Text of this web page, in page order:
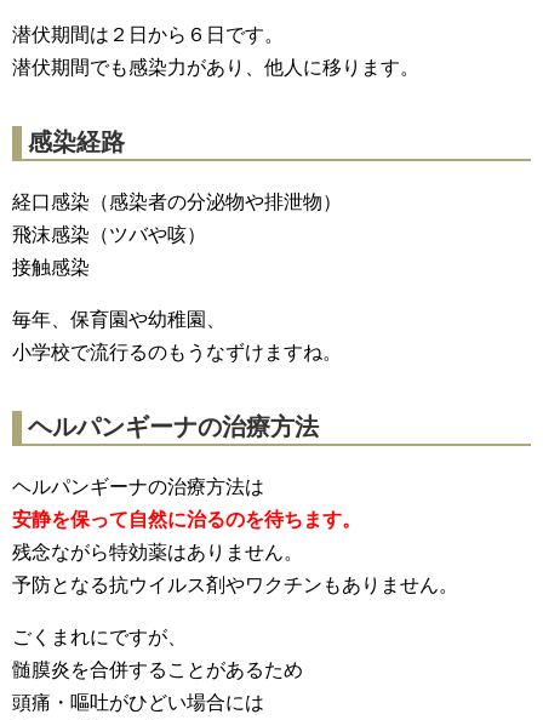
潜伏期間は２日から６日です。
潜伏期間でも感染力があり、他人に移ります。
感染経路
経口感染（感染者の分泌物や排泄物）
飛沫感染（ツバや咳）
接触感染
毎年、保育園や幼稚園、
小学校で流行るのもうなずけますね。
ヘルパンギーナの治療方法
ヘルパンギーナの治療方法は
安静を保って自然に治るのを待ちます。
残念ながら特効薬はありません。
予防となる抗ウイルス剤やワクチンもありません。
ごくまれにですが、
髄膜炎を合併することがあるため
頭痛・嘔吐がひどい場合には